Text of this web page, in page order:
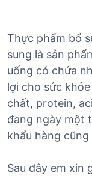
Thực phẩm bổ
sung là sản
uống có chứa
lợi cho sức
chất, protein,
đang ngày một
khẩu hàng
Sau đây em xin